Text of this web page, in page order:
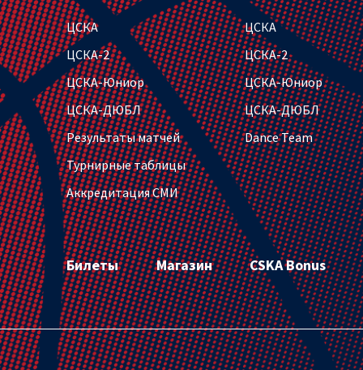
ЦСКА
ЦСКА-2
ЦСКА-Юниор
ЦСКА-ДЮБЛ
Результаты матчей
Турнирные таблицы
Аккредитация СМИ
ЦСКА
ЦСКА-2
ЦСКА-Юниор
ЦСКА-ДЮБЛ
Dance Team
Билеты Магазин CSKA Bonus